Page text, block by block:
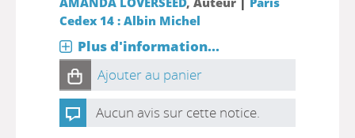
Cedex 14 : Albin Michel
Plus d'information...
Ajouter au panier
Aucun avis sur cette notice.